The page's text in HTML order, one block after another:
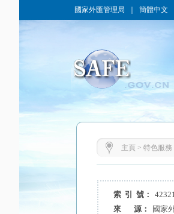
國家外匯管理局 簡體中文
主頁 > 特色服務
索 引 號：
來 源：
國家